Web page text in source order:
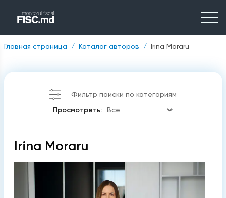
Главная страница Каталог авторов Irina Moraru
Фильтр поиски по категориям
Просмотреть:
Irina Moraru